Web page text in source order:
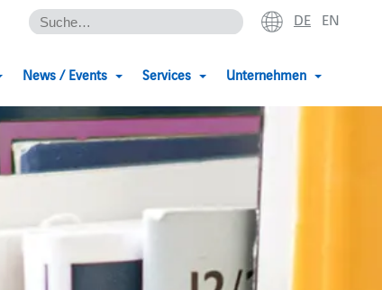
DE EN
News / Events Services Unternehmen